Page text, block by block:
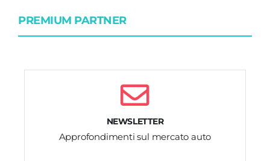
PREMIUM PARTNER
NEWSLETTER
Approfondimenti sul mercato auto